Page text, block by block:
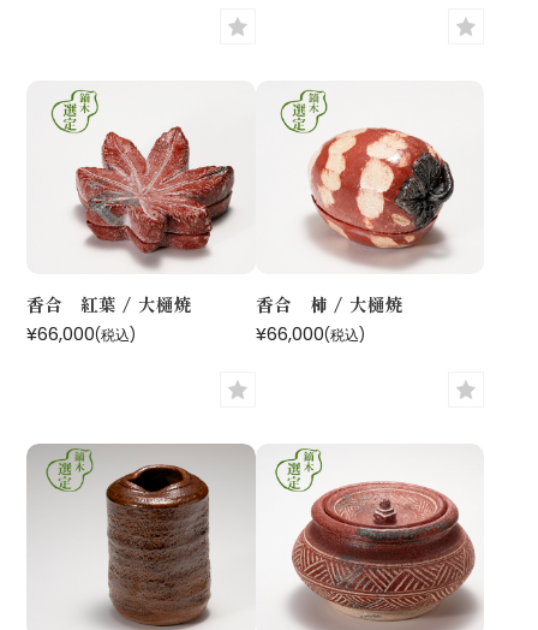
香合 紅葉 / 大樋焼
¥66,000(税込)
香合 柿 / 大樋焼
¥66,000(税込)